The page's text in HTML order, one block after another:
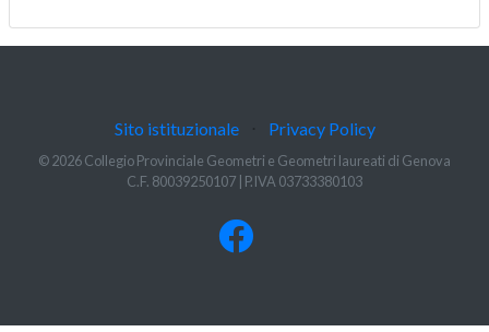
Sito istituzionale Privacy Policy
© 2026 Collegio Provinciale Geometri e Geometri laureati di Genova
C.F. 80039250107 | P.IVA 03733380103